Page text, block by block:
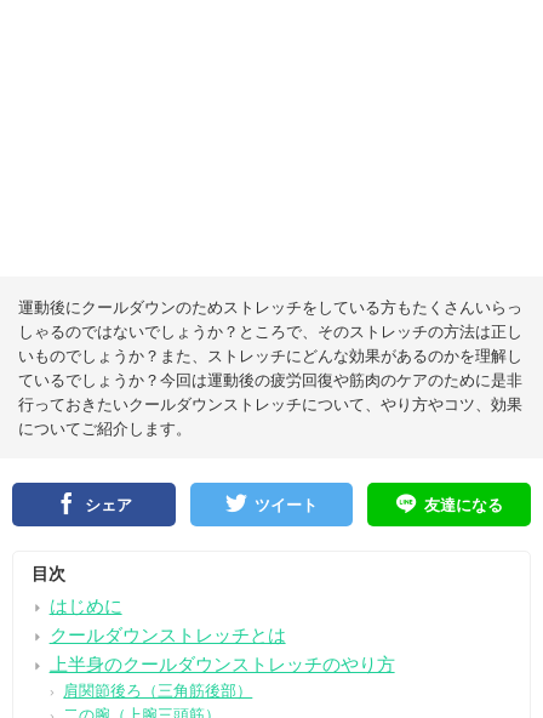
運動後にクールダウンのためストレッチをしている方もたくさんいらっ
しゃるのではないでしょうか？ところで、そのストレッチの方法は正し
いものでしょうか？また、ストレッチにどんな効果があるのかを理解し
ているでしょうか？今回は運動後の疲労回復や筋肉のケアのために是非
行っておきたいクールダウンストレッチについて、やり方やコツ、効果
についてご紹介します。
シェア ツイート 友達になる
目次
はじめに
クールダウンストレッチとは
上半身のクールダウンストレッチのやり方
肩関節後ろ（三角筋後部）